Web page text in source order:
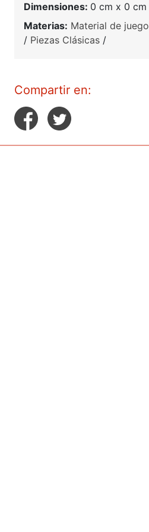
Dimensiones: 0 cm x 0 cm
Materias: Material de juego
/ Piezas Clásicas /
Compartir en: